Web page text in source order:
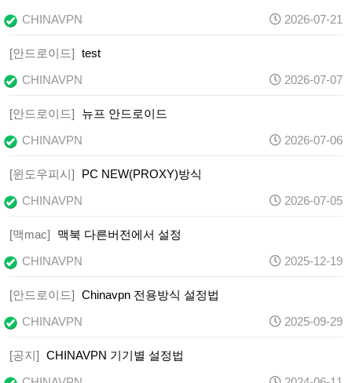
CHINAVPN
2026-07-21
[안드로이드] test
CHINAVPN
2026-07-07
[안드로이드]
뉴프 안드로이드
CHINAVPN
2026-07-06
[윈도우피시]
PC NEW(PROXY)방식
CHINAVPN
2026-07-05
[맥mac]
맥북 다른버전에서 설정
CHINAVPN
2025-12-19
[안드로이드] Chinavpn 전용방식 설정법
CHINAVPN
2025-09-29
[공지] CHINAVPN 기기별 설정법